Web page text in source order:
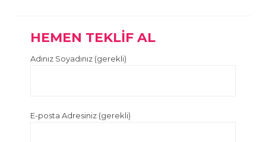
HEMEN TEKLİF AL
Adınız Soyadınız (gerekli)
E-posta Adresiniz (gerekli)